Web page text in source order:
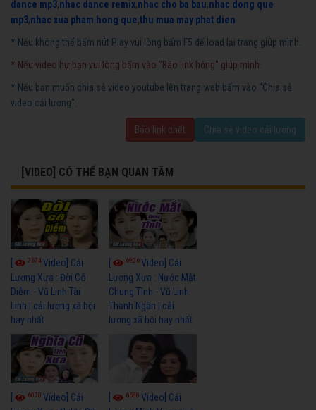
dance mp3,nhac dance remix,nhac cho ba bau,nhac dong que
mp3,nhac xua pham hong que,thu mua may phat dien
* Nếu không thể bấm nút Play vui lòng bấm F5 để load lại trang giúp mình.
* Nếu video hư bạn vui lòng bấm vào "Báo link hỏng" giúp mình.
* Nếu bạn muốn chia sẻ video youtube lên trang web bấm vào "Chia sẻ
video cải lương".
Báo link chết Chia sẻ video cải lương
[VIDEO] CÓ THỂ BẠN QUAN TÂM
7674Video] Cải
Lương Xưa : Đời Cô
Diễm - Vũ Linh Tài
Linh | cải lương xã hội
hay nhất
6926Video] Cải
Lương Xưa : Nước Mắt
Chung Tình - Vũ Linh
Thanh Ngân | cải
lương xã hội hay nhất
6070 Video] Cải
6688Video] Cải